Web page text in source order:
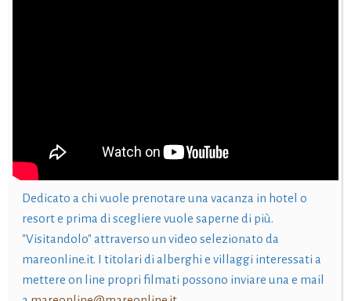
Dedicato a chi vuole prenotare una vacanza in hotel o
resort e prima di scegliere vuole saperne di più.
"Visitandolo" attraverso un video selezionato da
mareonline.it. I titolari di alberghi e villaggi interessati a
mettere on line propri filmati possono inviare una e mail